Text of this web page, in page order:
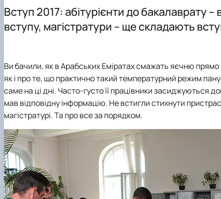
Leadership & Governance
Campus & Facilities
Distinguished Community
Cultural Diversity
International Student Support
About Ukraine and Kyiv
Research Infrastructure
Projects
Publications & Journals
Science for Business
Faculties
Educational & Research Farms
Research Institutes
International Projects
Erasmus+ Mobility
International Relations Office
University Offices
Press Service
Вступ 2017: абітурієнти до бакалаврату –
вступу, магістратури – ще складають
Ви бачили, як в Арабських Еміратах смажать яєчню
як і про те, що практично такий температурний режим
саме на ці дні. Часто-густо її працівники засиджуються
мав відповідну інформацію. Не встигли стихнути
магістратурі. Та про все за порядком.